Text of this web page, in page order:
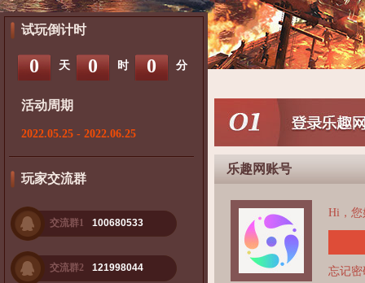
试玩倒计时
0 天 0 时 0 分
活动周期
2022.05.25 - 2022.06.25
玩家交流群
交流群1 100680533
交流群2 121998044
乐趣网账号
Hi，您
忘记密